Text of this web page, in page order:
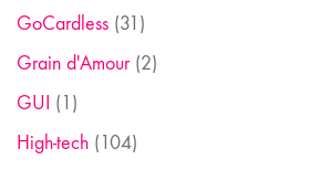
GoCardless (31)
Grain d'Amour(2)
GUI (1)
High-tech (104)